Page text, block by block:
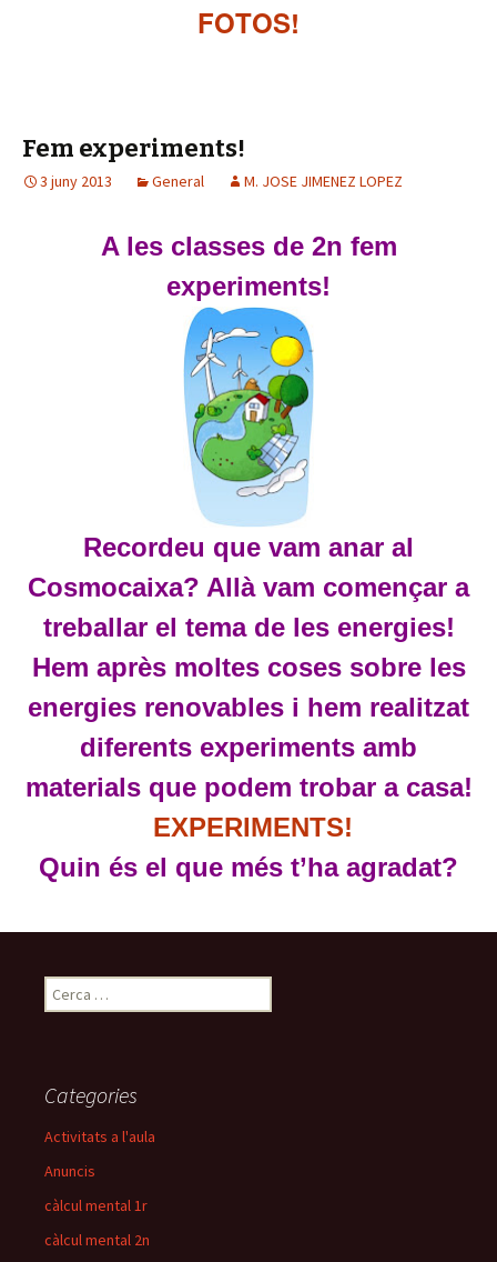
FOTOS!
Fem experiments!
3 juny 2013 General M. JOSE JIMENEZ LOPEZ
A les classes de 2n fem
experiments!
Recordeu que vam anar al
Cosmocaixa? Allà vam començar a
treballar el tema de lesenergies!
Hem après moltes coses sobre les
energies renovables i hem realitzat
diferents experiments amb
materials que podem trobar a casa!
EXPERIMENTS!
Quin és el que més t’ha agradat?
e
:Categories
Activitats a l'aula
Anuncis
càlcul mental 1r
càlcul mental 2n